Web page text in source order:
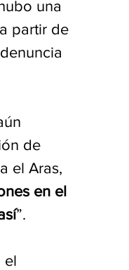
una
partir de
de
el Aras,
en el
”.
el